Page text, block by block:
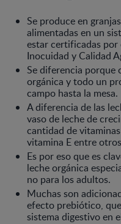
Se produce en
alimentadas en un
estar certificadas por
Inocuidad y Calidad
Se diferencia porque
orgánica y todo un
campo hasta la mesa.
A diferencia de las
vaso de leche de
cantidad de
vitamina E entre
Es por eso que es
leche orgánica
no para los adultos.
Muchas son
efecto prebiótico,
sistema digestivo en